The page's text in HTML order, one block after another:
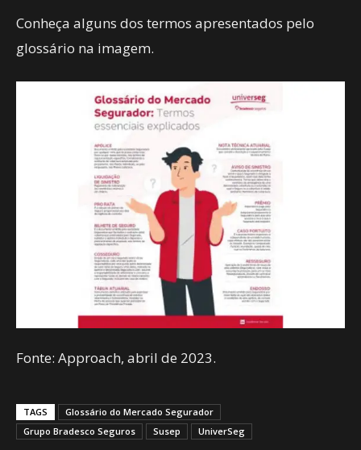
Conheça alguns dos termos apresentados pelo
glossário na imagem.
Fonte: Approach, abril de 2023.
TAGS
Glossário do Mercado Segurador
Grupo Bradesco Seguros
Susep UniverSeg